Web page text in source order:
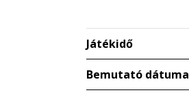
Játékidő
Bemutató dátuma